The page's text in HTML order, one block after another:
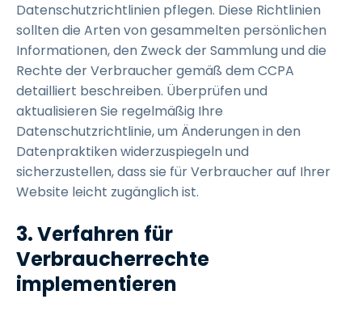
Datenschutzrichtlinien pflegen. Diese Richtlinien
sollten die Arten von gesammelten persönlichen
Informationen, den Zweck der Sammlung und die
Rechte der Verbraucher gemäß dem CCPA
detailliert beschreiben. Überprüfen und
aktualisieren Sie regelmäßig Ihre
Datenschutzrichtlinie, um Änderungen in den
Datenpraktiken widerzuspiegeln und
sicherzustellen, dass sie für Verbraucher auf Ihrer
Website leicht zugänglich ist.
3. Verfahren für
Verbraucherrechte
implementieren